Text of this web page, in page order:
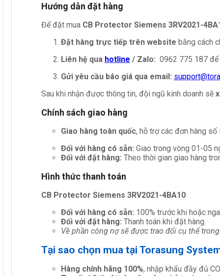
Hướng dẫn đặt hàng
Để đặt mua CB Protector Siemens 3RV2021-
Đặt hàng trực tiếp trên website bằng cách
Liên hệ qua hotline / Zalo: 0962 775 187
Gửi yêu cầu báo giá qua email:
Sau khi nhận được thông tin, đội ngũ kinh doanh sẽ
Chính sách giao hàng
Giao hàng toàn quốc, hỗ trợ các đơn hàng số
Đối với hàng có sẵn: Giao trong vòng 01-05
Đối với đặt hàng: Theo thời gian giao hàng
Hình thức thanh toán
CB Protector Siemens 3RV2021-4BA10
Đối với hàng có sẵn: 100% trước khi hoặc
Đối với đặt hàng: Thanh toán khi đặt hàng.
Về phần công nợ sẽ được trao đổi cụ thể
Tại sao chọn mua tại Torasung
Hàng chính hãng 100%, nhập khẩu đầy đủ